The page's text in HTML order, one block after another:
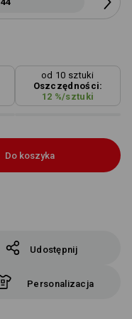
od 10 sztuki
Oszczędności:
12 %/sztuki
Do koszyka
Udostępnij
Personalizacja